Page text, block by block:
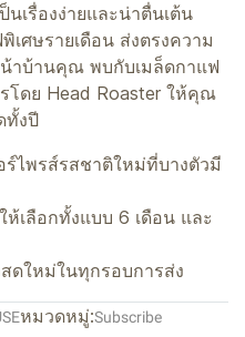
เรื่องง่ายและน่าตื่นเต้น
เศษรายเดือน ส่งตรงความ
าบ้านคุณ พบกับเมล็ดกาแฟ
โดย Head Roaster ให้คุณ
ทั้งปี
ไพรส์รสชาติใหม่ที่บางตัวมี
ห้เลือกทั้งแบบ 6 เดือน และ
ใหม่ในทุกรอบการส่ง
หมวดหมู่:Subscribe